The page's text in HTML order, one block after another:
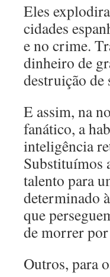
Eles
cidades
e no crime.
dinheiro de
destruição de
E assim, na
fanático, a
inteligência
Substituímos
talento para
determinado
que
de morrer
Outros, para